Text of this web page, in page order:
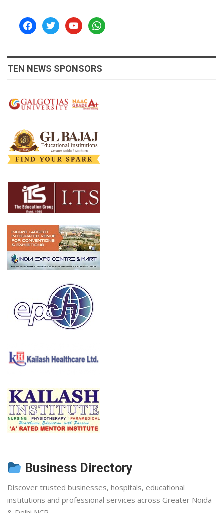
facebooktwitteryoutubewhatsapp
TEN NEWS SPONSORS
Business Directory
Discover trusted businesses, hospitals, educational
institutions and professional services across Greater Noida